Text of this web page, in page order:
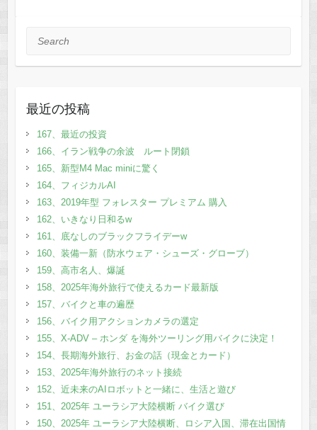
Search
最近の投稿
167、最近の投資
166、イラン戦争の余波 ルート閉鎖
165、新型M4 Mac miniに驚く
164、フィジカルAI
163、2019年型 フォレスター プレミアム 購入
162、いきなり日和るw
161、底なしのブラックフライデーw
160、装備一新（防水ウェア・シューズ・グローブ）
159、高市名人、爆誕
158、2025年海外旅行で使えるカード最新版
157、バイクと車の遍歴
156、バイク用アクションカメラの選定
155、X-ADV – ホンダ を海外ツーリング用バイクに決定！
154、長期海外旅行、お金の話（現金とカード）
153、2025年海外旅行のネット接続
152、近未来のAIロボットと一緒に、生活と遊び
151、2025年 ユーラシア大陸横断 バイク選び
150、2025年 ユーラシア大陸横断、ロシア入国、滞在出国情